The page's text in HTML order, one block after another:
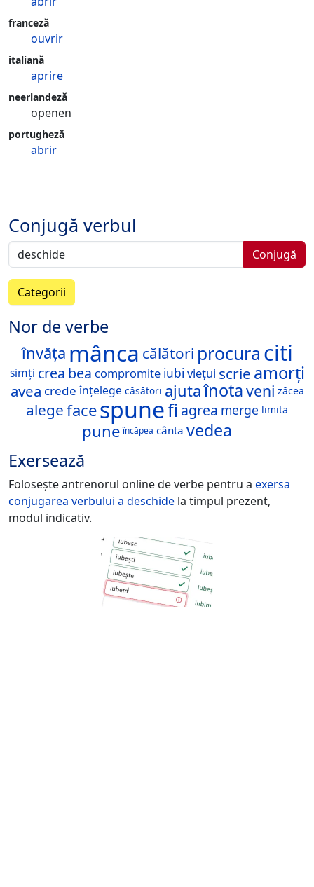
franceză
ouvrir
italiană
aprire
neerlandeză
openen
portugheză
abrir
Conjugă verbul
Conjugă
Categorii
Nor de verbe
învăța mânca călători procura citi
simți crea bea compromite iubi viețui scrie amorți
avea crede înțelege căsători ajutaînotaveni zăcea
alegefacespunefi agrea merge limita
pune încăpea cânta vedea
Exersează
Folosește antrenorul online de verbe pentru a exersa
conjugarea verbului a deschide la timpul prezent,
modul indicativ.